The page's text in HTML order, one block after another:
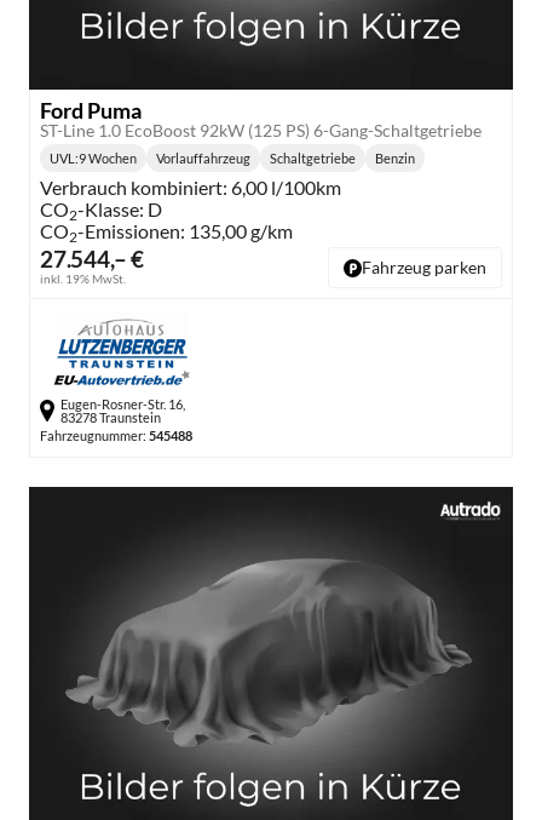
Ford Puma
ST-Line 1.0 EcoBoost 92kW (125 PS) 6-Gang-Schaltgetriebe
27.544,– €
inkl. 19% MwSt.
UVL :9 Wochen Vorlauffahrzeug
Getriebe:
Schaltgetriebe Benzin
Verbrauch kombiniert: 6,00 l/100km
CO2-Klasse: D
CO2-Emissionen: 135,00 g/km
Fahrzeug parken
Eugen-Rosner-Str. 16,
83278 Traunstein
Fahrzeugnummer: 545488